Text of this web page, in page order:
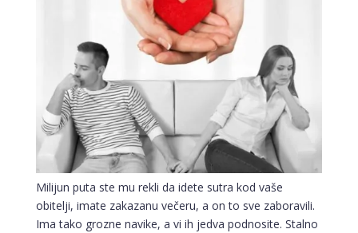
Milijun puta ste mu rekli da idete sutra kod vaše
obitelji, imate zakazanu večeru, a on to sve zaboravili.
Ima tako grozne navike, a vi ih jedva podnosite. Stalno